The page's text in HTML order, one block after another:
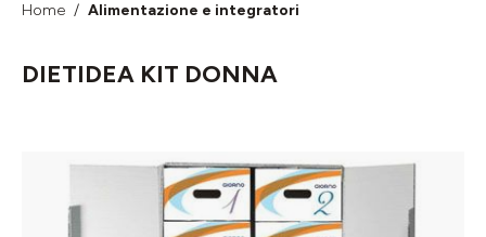
Home Alimentazione e integratori
DIETIDEA KIT DONNA
Salta la galleria di immagini